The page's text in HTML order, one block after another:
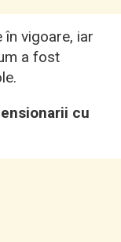
în vigoare, iar
a fost
cu